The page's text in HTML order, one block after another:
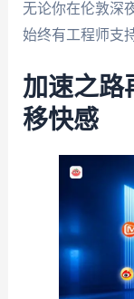
无论你在伦敦深
始终有工程师支持
加速之路
移快感